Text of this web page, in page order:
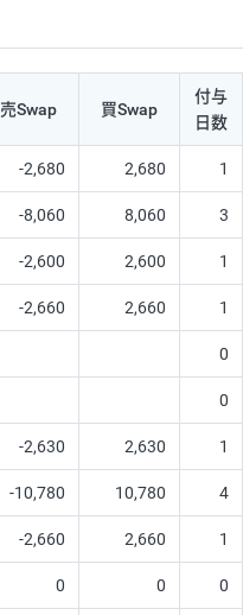
売Swap 買Swap
付与
日数
-2,680 2,680 1
-8,060 8,060 3
-2,600 2,600 1
-2,660 2,660 1
0
0
-2,630 2,630 1
-10,780 10,780 4
-2,660 2,660 1
0 0 0